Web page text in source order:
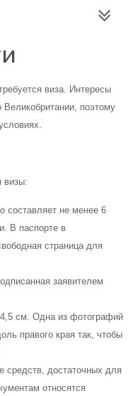
виза. Интересы
поэтому
визы:
составляет не менее 6
В паспорте в
страница для
заявителем
см. Одна из фотографий
правого края так, чтобы
достаточных для
относятся